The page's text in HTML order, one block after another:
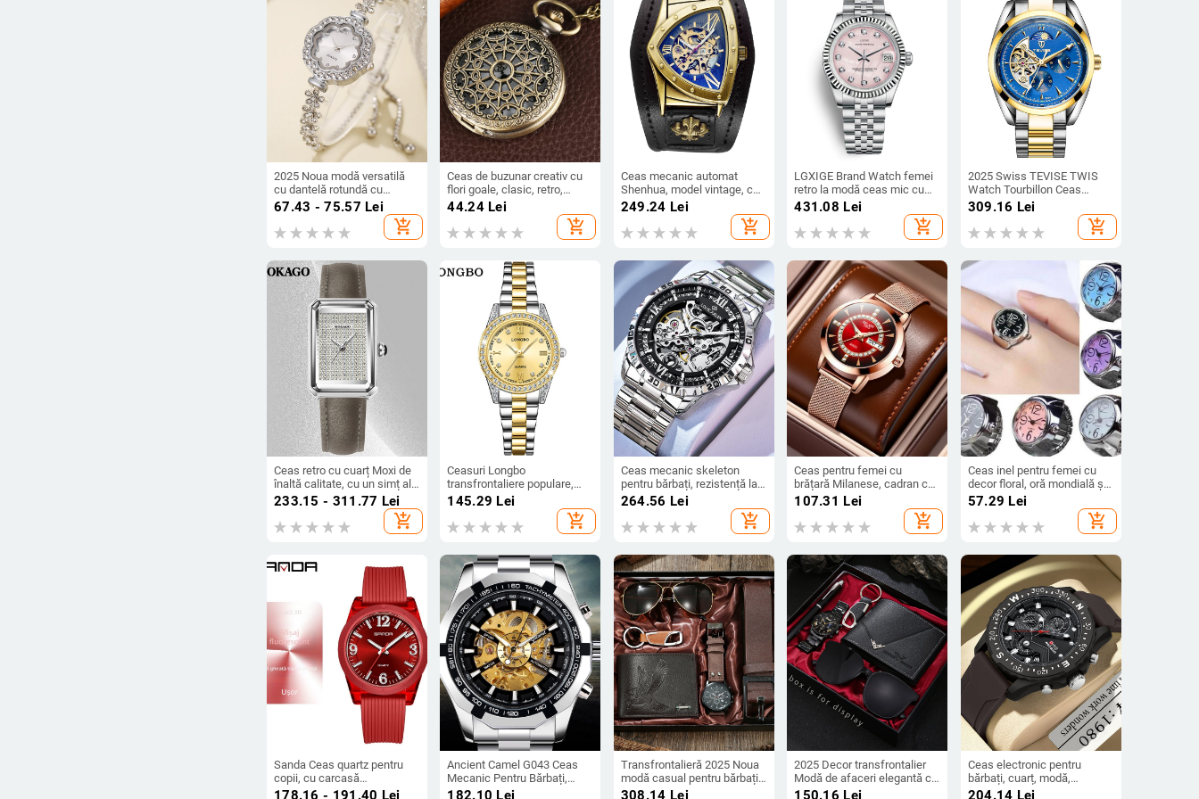
2025 Noua modă versatilă
cu dantelă rotundă cu
diamant din aliaj de cuarț,
set de brățări personalizate
67.43 - 75.57 Lei
add_shopping_cart
Ceas de buzunar creativ cu
flori goale, clasic, retro,
rotund, colier, agățat, ceas
vechi sculptat decorativ cu
cuarț, en-gros
44.24Lei
add_shopping_cart
Ceas mecanic automat
Shenhua, model vintage, cu
triunghi gol, din bronz,
249.24 Lei
add_shopping_cart
LGXIGE Brand Watch femei
retro la modă ceas mic cu
pudră ceas femei ceas la
modă 31mm disc ceas
Tiktok Explosions
431.08 Lei
add_shopping_cart
2025 Swiss TEVISE TWIS
Watch Tourbillon Ceas
bărbătesc impermeabil Ceas
mecanic de afaceri mare
Ceas bărbătesc cu bandă de
309.16 Lei
add_shopping_cart
Ceas retro cu cuarț Moxi de
înaltă calitate, cu un simț al
sofisticației, ceas
dreptunghiular pentru femei,
cu diamante întregi, pentru
naveta, afaceri și ținute
233.15 - 311.77 Lei
add_shopping_cart
Ceasuri Longbo
transfrontaliere populare,
ceasuri pentru femei,
impermeabil en-gros,
ceasuri cu cuarț pentru
145.29 Lei
add_shopping_cart
Ceas mecanic skeleton
pentru bărbați, rezistență la
apă 30M, coroană
transparent, brățară din oțel
inoxidabil cu închidere tip
264.56 Lei
add_shopping_cart
Ceas pentru femei cu
brățară Milanese, cadran cu
stele, calendar, accente de
diamante, rezistență la apă
10 m, cuarț
107.31 Lei
add_shopping_cart
Ceas inel pentru femei cu
decor floral, oră mondială și
GMT; Mișcare 68; Origine
mișcare Dongguan; Carcasă
din aliaj; Curea din aliaj
57.29 Lei
add_shopping_cart
Sanda Ceas quartz pentru
copii, cu carcasă
transparentă subțire,
178.16 - 191.40 Lei
Ancient Camel G043 Ceas
Mecanic Pentru Bărbați,
Curea din Piele Naturală,
182.10 Lei
Transfrontalieră 2025 Noua
modă casual pentru bărbați
Creative fals cu trei ochi cu
308.14 Lei
2025 Decor transfrontalier
Modă de afaceri elegantă cu
cadran cu curea din oțel
150.16 Lei
Ceas electronic pentru
bărbați, cuarț, modă,
calendar simplu, sport,
204.14 Lei